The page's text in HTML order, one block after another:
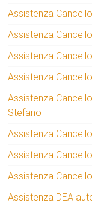
Assistenza
Assistenza
Assistenza
Assistenza
Assistenza
Stefano
Assistenza
Assistenza
Assistenza
Assistenza DEA